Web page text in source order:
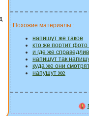
Похожие материалы :
напишут же такое
кто же портит фото
и где же
напишут так
куда же они
напушут же